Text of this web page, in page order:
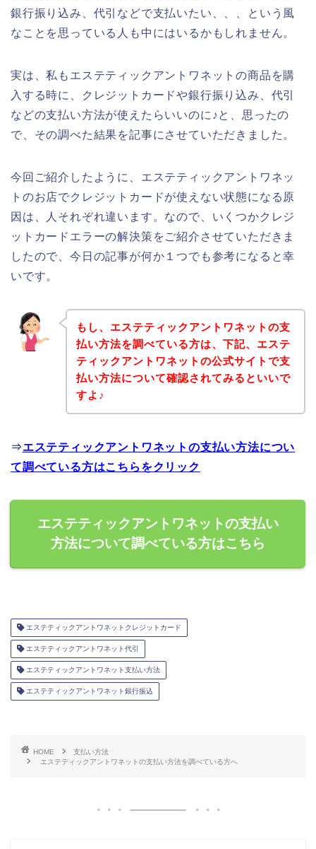
銀行振り込み、代引などで支払いたい、、、という風
なことを思っている人も中にはいるかもしれません。
実は、私もエステティックアントワネットの商品を購
入する時に、クレジットカードや銀行振り込み、代引
などの支払い方法が使えたらいいのに♪と、思ったの
で、その調べた結果を記事にさせていただきました。
今回ご紹介したように、エステティックアントワネッ
トのお店でクレジットカードが使えない状態になる原
因は、人それぞれ違います。なので、いくつかクレジ
ットカードエラーの解決策をご紹介させていただきま
したので、今日の記事が何か１つでも参考になると幸
いです。
もし、エステティックアントワネットの支
払い方法を調べている方は、下記、エステ
ティックアントワネットの公式サイトで支
払い方法について確認されてみるといいで
すよ♪
⇒エステティックアントワネットの支払い方法につい
て調べている方はこちらをクリック
エステティックアントワネットの支払い
方法について調べている方はこちら
エステティックアントワネットクレジットカード
エステティックアントワネット代引
エステティックアントワネット支払い方法
エステティックアントワネット銀行振込
HOME
支払い方法
エステティックアントワネットの支払い方法を調べている方へ